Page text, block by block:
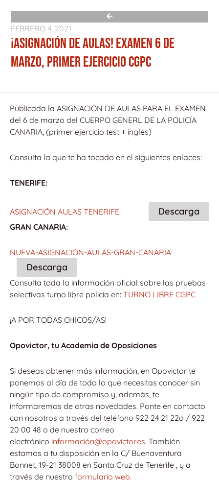
FEBRERO 4, 2021
¡ASIGNACIÓN DE AULAS! EXAMEN 6 DE
MARZO, PRIMER EJERCICIO CGPC
Publicada la ASIGNACIÓN DE AULAS PARA EL EXAMEN
del 6 de marzo del CUERPO GENERL DE LA POLICÍA
CANARIA, (primer ejercicio test + inglés)
Consulta la que te ha tocado en el siguientes enlaces:
TENERIFE:
ASIGNACIÓN AULAS TENERIFE Descarga
GRAN CANARIA:
NUEVA-ASIGNACIÓN-AULAS-GRAN-CANARIA
Descarga
Consulta toda la información oficial sobre las pruebas
selectivas turno libre policía en: TURNO LIBRE CGPC
¡A POR TODAS CHICOS/AS!
Opovictor, tu Academia de Oposiciones
Si deseas obtener más información, en Opovictor te
ponemos al día de todo lo que necesitas conocer sin
ningún tipo de compromiso y, además, te
informaremos de otras novedades. Ponte en contacto
con nosotros a través del teléfono 922 24 21 22o / 922
20 00 48 o de nuestro correo
electrónico información@opovictor.es. También
estamos a tu disposición en la C/ Buenaventura
Bonnet, 19-21 38008 en Santa Cruz de Tenerife , y a
través de nuestro formulario web.